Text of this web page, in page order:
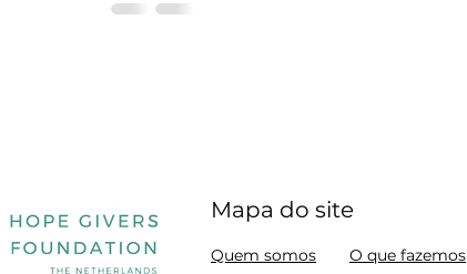
Mapa do site
Quem somos O que fazemos